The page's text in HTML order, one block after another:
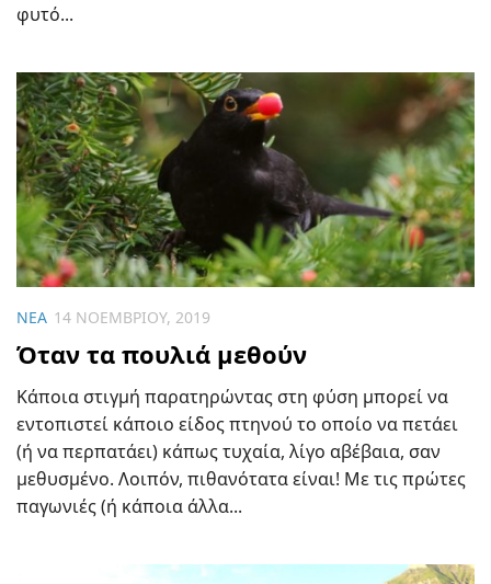
φυτό...
ΝΈΑ 14 ΝΟΕΜΒΡΊΟΥ, 2019
Όταν τα πουλιά μεθούν
Κάποια στιγμή παρατηρώντας στη φύση μπορεί να
εντοπιστεί κάποιο είδος πτηνού το οποίο να πετάει
(ή να περπατάει) κάπως τυχαία, λίγο αβέβαια, σαν
μεθυσμένο. Λοιπόν, πιθανότατα είναι! Με τις πρώτες
παγωνιές (ή κάποια άλλα...